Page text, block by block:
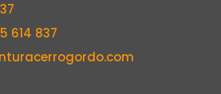
614 837